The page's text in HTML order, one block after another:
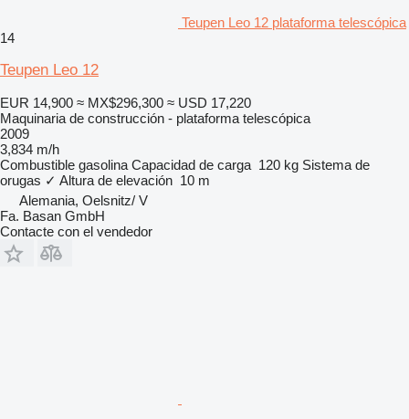
Teupen Leo 12 plataforma telescópica
14
Teupen Leo 12
EUR 14,900 ≈ MX$296,300 ≈ USD 17,220
Maquinaria de construcción - plataforma telescópica
2009
3,834 m/h
Combustible gasolina Capacidad de carga 120 kg Sistema de
orugas ✓ Altura de elevación 10 m
Alemania, Oelsnitz/ V
Fa. Basan GmbH
Contacte con el vendedor